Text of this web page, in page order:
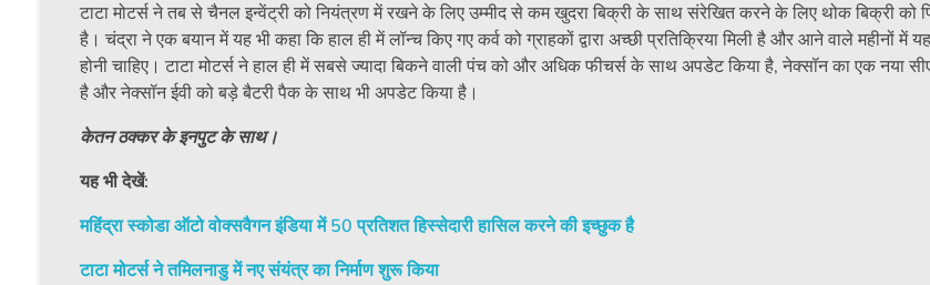
टाटा मोटर्स ने तब से चैनल इन्वेंट्री को नियंत्रण में रखने के लिए उम्मीद से कम खुदरा बिक्री के साथ संरेखित करने के लिए थोक बिक्री को
है। चंद्रा ने एक बयान में यह भी कहा कि हाल ही में लॉन्च किए गए कर्व को ग्राहकों द्वारा अच्छी प्रतिक्रिया मिली है और आने वाले महीनों में
होनी चाहिए। टाटा मोटर्स ने हाल ही में सबसे ज्यादा बिकने वाली पंच को और अधिक फीचर्स के साथ अपडेट किया है, नेक्सॉन का एक नया
है और नेक्सॉन ईवी को बड़े बैटरी पैक के साथ भी अपडेट किया है।
केतन ठक्कर के इनपुट के साथ।
यह भी देखें:
महिंद्रा स्कोडा ऑटो वोक्सवैगन इंडिया में 50 प्रतिशत हिस्सेदारी हासिल करने की इच्छुक है
टाटा मोटर्स ने तमिलनाडु में नए संयंत्र का निर्माण शुरू किया